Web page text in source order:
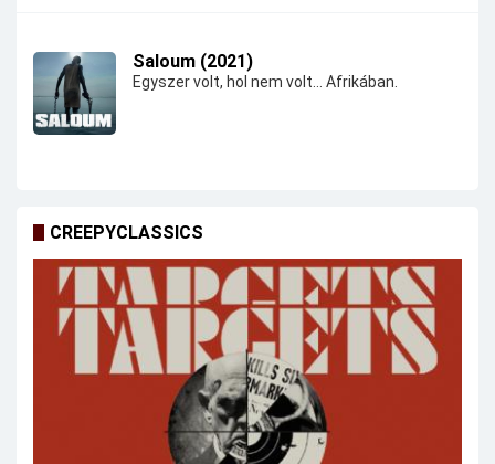
Saloum (2021)
Egyszer volt, hol nem volt... Afrikában.
CREEPYCLASSICS